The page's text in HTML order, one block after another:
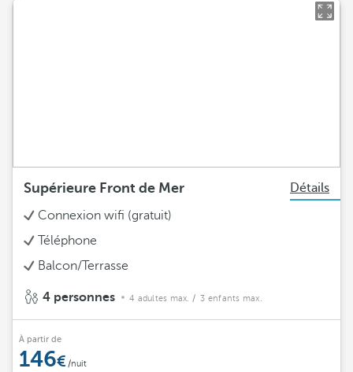
Supérieure Front de Mer
Détails
Connexion wifi (gratuit)
Téléphone
Balcon/Terrasse
4 personnes 4 adultes max. / 3 enfants max.
À partir de
146 /nuit